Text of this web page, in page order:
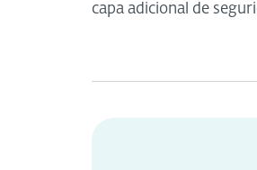
capa adicional de